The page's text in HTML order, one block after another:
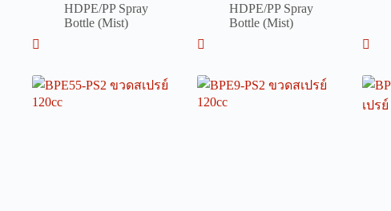
HDPE/PP Spray
Bottle (Mist)
HDPE/PP Spray
Bottle (Mist)